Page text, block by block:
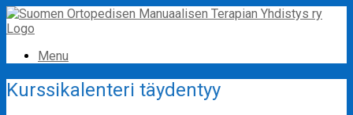
Skip
to
Menu
Kurssikalenteri täydentyy